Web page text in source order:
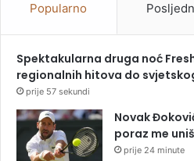
Popularno
Spektakularna druga noć
regionalnih hitova do
prije 57 sekundi
Novak
poraz me
prije 24 minute